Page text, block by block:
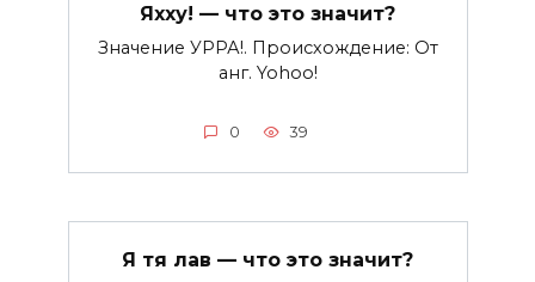
Яхху! — что это значит?
Значение УРРА!. Происхождение: От
анг. Yohoo!
0 39
Я тя лав — что это значит?